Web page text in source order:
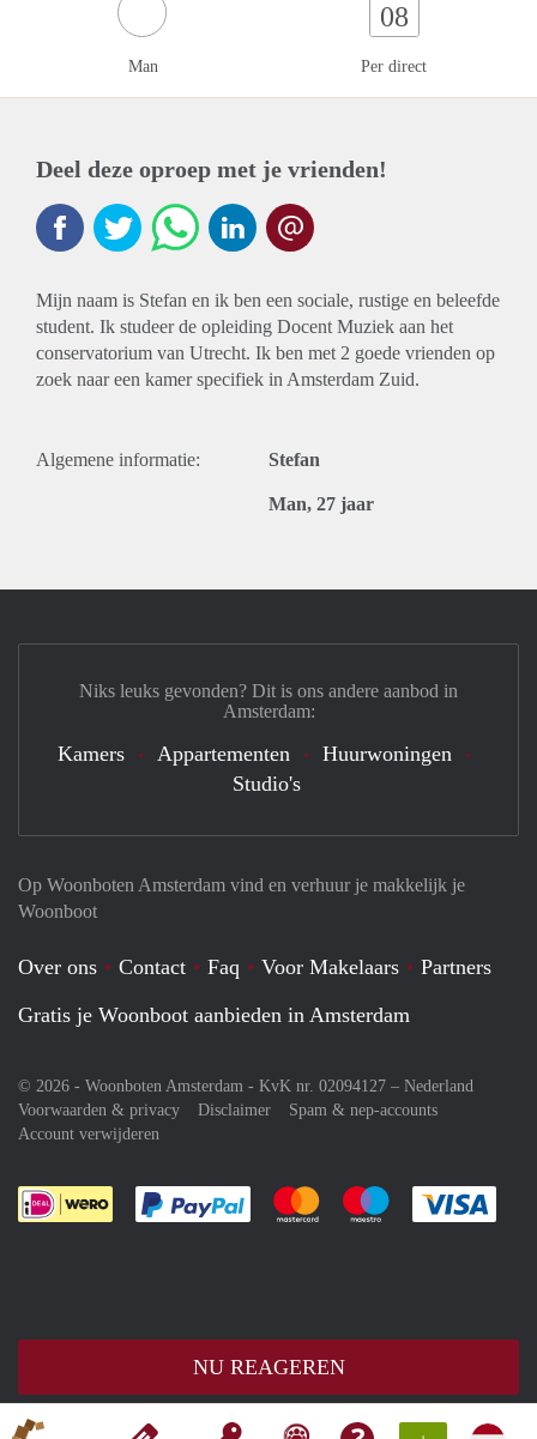
Man
08
Per direct
Deel deze oproep met je vrienden!
Mijn naam is Stefan en ik ben een sociale, rustige en beleefde
student. Ik studeer de opleiding Docent Muziek aan het
conservatorium van Utrecht. Ik ben met 2 goede vrienden op
zoek naar een kamer specifiek in Amsterdam Zuid.
Algemene informatie: Stefan
Man, 27 jaar
NU REAGEREN
Op Woonboten Amsterdam vind en verhuur je makkelijk je
Woonboot
Over ons Contact Faq Voor Makelaars
Partners
Gratis je Woonboot aanbieden in Amsterdam
© 2026 - Woonboten Amsterdam - KvK nr. 02094127 – Nederland
Voorwaarden & privacy
Disclaimer
Spam & nep-accounts
Account verwijderen
Je rekent gemakkelijk af met Paypal
Je rekent gemakkelijk af met
Je rekent
Niks leuks gevonden? Dit is ons andere aanbod in
Amsterdam:
Kamers Appartementen
Huurwoningen
Studio's